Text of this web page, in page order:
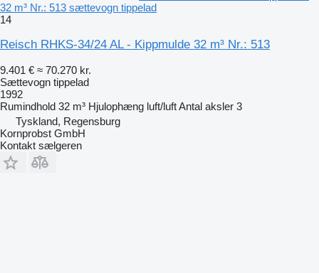
32 m³ Nr.: 513 sættevogn tippelad
14
Reisch RHKS-34/24 AL - Kippmulde 32 m³ Nr.: 513
9.401 € ≈ 70.270 kr.
Sættevogn tippelad
1992
Rumindhold 32 m³ Hjulophæng luft/luftAntal aksler 3
Tyskland, Regensburg
Kornprobst GmbH
Kontakt sælgeren